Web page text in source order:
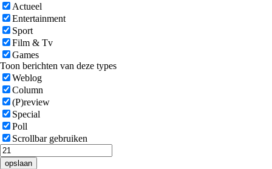
Actueel
Entertainment
Sport
Film & Tv
Games
Toon berichten van deze types
Weblog
Column
(P)review
Special
Poll
Scrollbar gebruiken
opslaan